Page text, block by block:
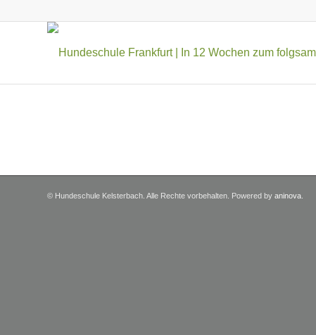
© Hundeschule Kelsterbach. Alle Rechte vorbehalten. Powered by aninova